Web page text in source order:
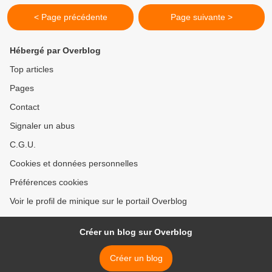
< Page précédente Page suivante >
Hébergé par Overblog
Top articles
Pages
Contact
Signaler un abus
C.G.U.
Cookies et données personnelles
Préférences cookies
Voir le profil de minique sur le portail Overblog
Créer un blog sur Overblog
Créer un blog